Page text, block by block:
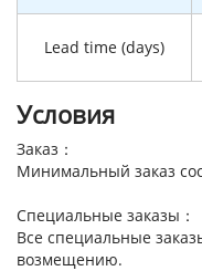
Lead time (days)
Условия
Заказ：
Минимальный заказ
Специальные заказы：
Все специальные
возмещению.